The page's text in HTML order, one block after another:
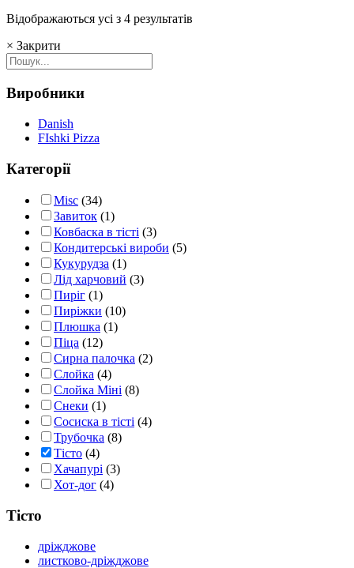
Відображаються усі з 4 результатів
× Закрити
Виробники
Danish
FIshki Pizza
Категорії
Misc (34)
Завиток (1)
Ковбаска в тісті (3)
Кондитерські вироби (5)
Кукурудза (1)
Лід харчовий (3)
Пиріг (1)
Пиріжки (10)
Плюшка (1)
Піца (12)
Сирна палочка (2)
Слойка (4)
Слойка Міні (8)
Снеки (1)
Сосиска в тісті (4)
Трубочка (8)
Тісто (4)
Хачапурі (3)
Хот-дог (4)
Тісто
дріжджове
листково-дріжджове